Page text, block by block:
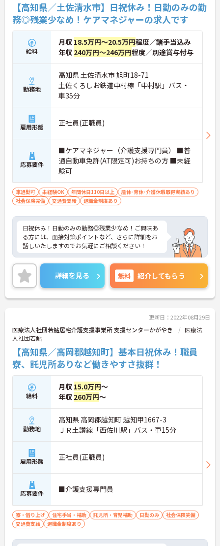
【高知県／土佐清水市】日祝休み！日勤のみの勤
務◎残業少なめ！ケアマネジャーの求人です
給料
月収 18.5万円～20.5万円程度／諸手当込み
年収 240万円～246万円程度／別途賞与付与
勤務地
高知県 土佐清水市 旭町18-71
土佐くろしお鉄道中村線「中村駅」バス・
車35分
雇用形態 正社員(正職員)
応募要件
■ケアマネジャー（介護支援専門員） ■普
通自動車免許(AT限定可)お持ちの方 ■未経
験可
車通勤可 未経験OK 年間休日110日以上
産休･育休･介護休暇取得実績あり
社会保険完備
交通費支給 退職金制度あり
日祝休み！日勤のみの勤務◎残業少なめ！ご興味あ
る方には、面接対策ポイントなど、さらに詳細をお
話しいたしますのでお気軽にご相談ください！
詳細を見る 無料 紹介してもらう
更新日：2022年08月29日
医療法人社団若鮎居宅介護支援事業所 支援センターかがやき
医療法
人社団若鮎
【高知県／高岡郡越知町】基本日祝休み！職員
寮、託児所ありなど働きやすさ抜群！
給料
月収 15.0万円～
年収 260万円～
勤務地
高知県 高岡郡越知町 越知甲1667-3
ＪＲ土讃線「西佐川駅」バス・車15分
雇用形態 正社員(正職員)
応募要件 ■介護支援専門員
寮・借り上げ 住宅手当・補助 託児所・育児補助 日勤のみ
社会保険完備
交通費支給
退職金制度あり